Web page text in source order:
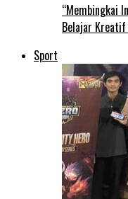
“Membingkai
Belajar
Sport